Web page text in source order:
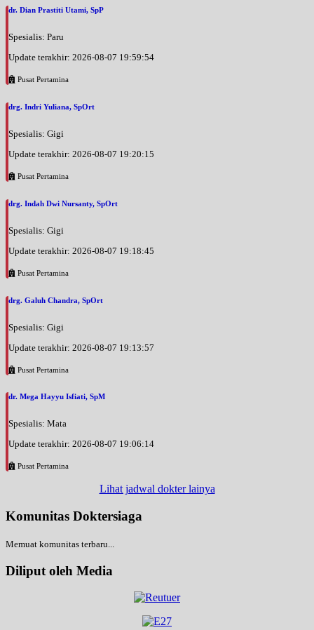
dr. Dian Prastiti Utami, SpP
Spesialis: Paru
Update terakhir: 2026-08-07 19:59:54
Pusat Pertamina
drg. Indri Yuliana, SpOrt
Spesialis: Gigi
Update terakhir: 2026-08-07 19:20:15
Pusat Pertamina
drg. Indah Dwi Nursanty, SpOrt
Spesialis: Gigi
Update terakhir: 2026-08-07 19:18:45
Pusat Pertamina
drg. Galuh Chandra, SpOrt
Spesialis: Gigi
Update terakhir: 2026-08-07 19:13:57
Pusat Pertamina
dr. Mega Hayyu Isfiati, SpM
Spesialis: Mata
Update terakhir: 2026-08-07 19:06:14
Pusat Pertamina
Lihat jadwal dokter lainya
Komunitas Doktersiaga
Memuat komunitas terbaru...
Diliput oleh Media